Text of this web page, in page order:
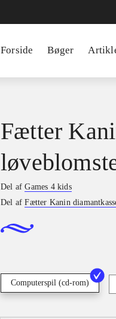
Forside Bøger
Fætter
Del afGames 4 kids
Del afFætter Kanin
Computerspil (cd-rom)